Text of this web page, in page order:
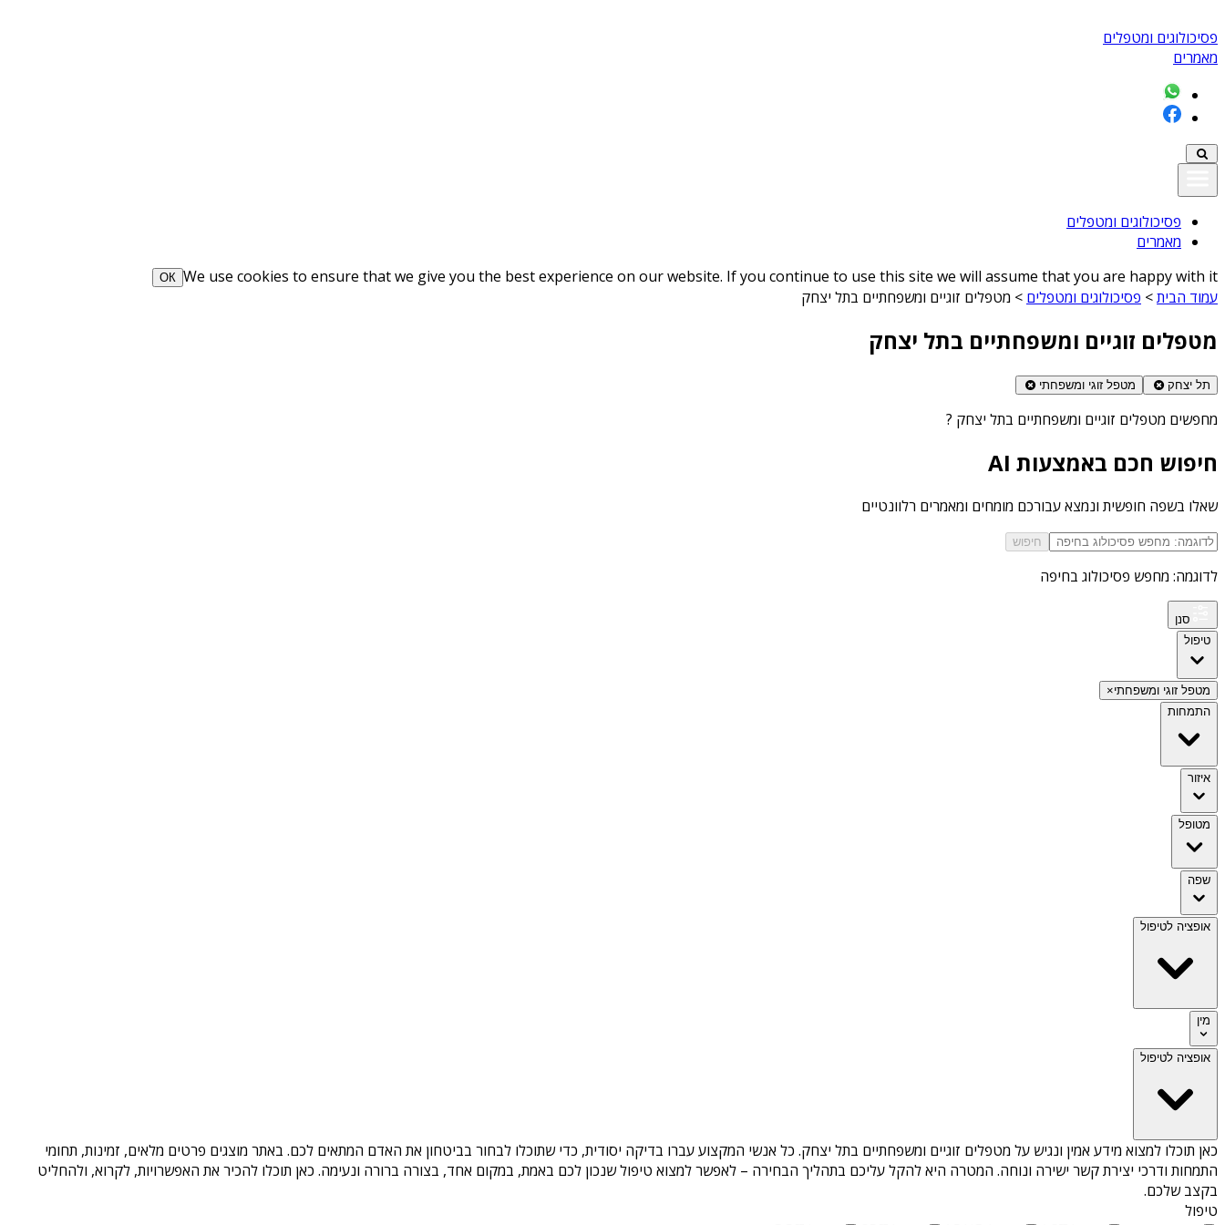
פסיכולוגים ומטפלים
מאמרים
פסיכולוגים ומטפלים
מאמרים
We use cookies to ensure that we give you the best experience on our website. If you continue to use this site we will assume that you are happy with it
ОК
עמוד הבית> פסיכולוגים ומטפלים > מטפלים זוגיים ומשפחתיים בתל יצחק
מטפלים זוגיים ומשפחתיים בתל יצחק
תל יצחק מטפל זוגי ומשפחתי
מחפשים מטפלים זוגיים ומשפחתיים בתל יצחק ?
חיפוש חכם באמצעות AI
שאלו בשפה חופשית ונמצא עבורכם מומחים ומאמרים רלוונטיים
חיפוש
לדוגמה: מחפש פסיכולוג בחיפה
סנן
טיפול
מטפל זוגי ומשפחתי×
התמחות
איזור
מטופל
שפה
אופציה לטיפול
מין
אופציה לטיפול
כאן תוכלו למצוא מידע אמין ונגיש על מטפלים זוגיים ומשפחתיים בתל יצחק. כל אנשי המקצוע עברו בדיקה יסודית, כדי שתוכלו לבחור בביטחון את האדם המתאים לכם. באתר מוצגים פרטים מלאים, זמינות, תחומי
התמחות ודרכי יצירת קשר ישירה ונוחה. המטרה היא להקל עליכם בתהליך הבחירה – לאפשר למצוא טיפול שנכון לכם באמת, במקום אחד, בצורה ברורה ונעימה. כאן תוכלו להכיר את האפשרויות, לקרוא, ולהחליט
בקצב שלכם.
טיפול